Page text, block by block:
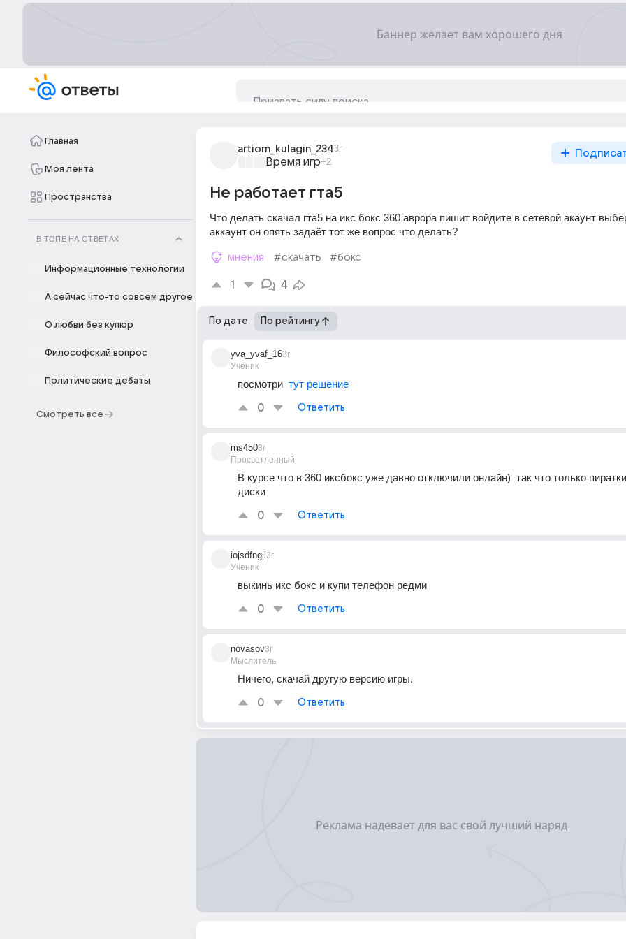
Главная
Моя лента
Пространства
В ТОПЕ НА ОТВЕТАХ
Информационные технологии
А сейчас что-то совсем другое
О любви без купюр
Философский вопрос
Политические дебаты
Смотреть все
artiom_kulagin_2343г
Время игр+2
Не работает гта5
Что делать скачал гта5 на икс бокс 360 аврора пишит войдите в сетевой акаунт
аккаунт он опять задаёт тот же вопрос что делать?
мнения #скачать #бокс
1 4
По дате По рейтингу
yva_yvaf_16
Ученик
3г
посмотри тут решение
0 Ответить
ms450
Просветленный
3г
В курсе что в 360 иксбокс уже давно отключили онлайн)  так что только
диски
0 Ответить
iojsdfngjl
Ученик
3г
выкинь икс бокс и купи телефон редми
0 Ответить
novasov
Мыслитель
3г
Ничего, скачай другую версию игры.
0 Ответить